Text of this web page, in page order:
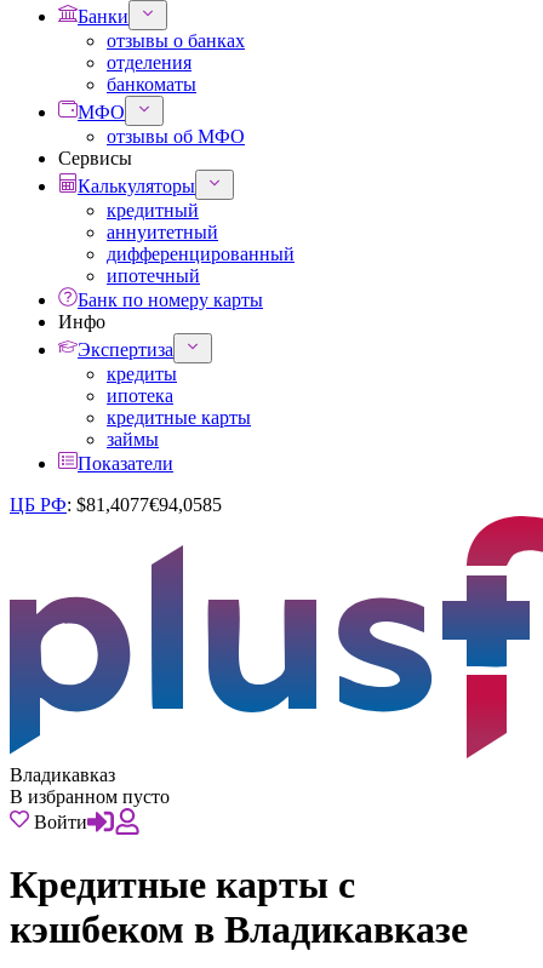
Банки
отзывы о банках
отделения
банкоматы
МФО
отзывы об МФО
Сервисы
Калькуляторы
кредитный
аннуитетный
дифференцированный
ипотечный
Банк по номеру карты
Инфо
Экспертиза
кредиты
ипотека
кредитные карты
займы
Показатели
ЦБ РФ: $81,4077€94,0585
Владикавказ
В избранном пусто
Войти
Кредитные карты с
кэшбеком в Владикавказе